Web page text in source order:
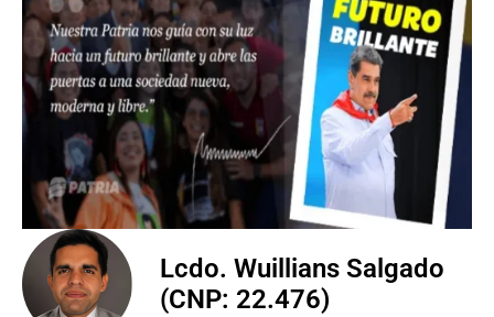
Lcdo. Wuillians Salgado
(CNP: 22.476)